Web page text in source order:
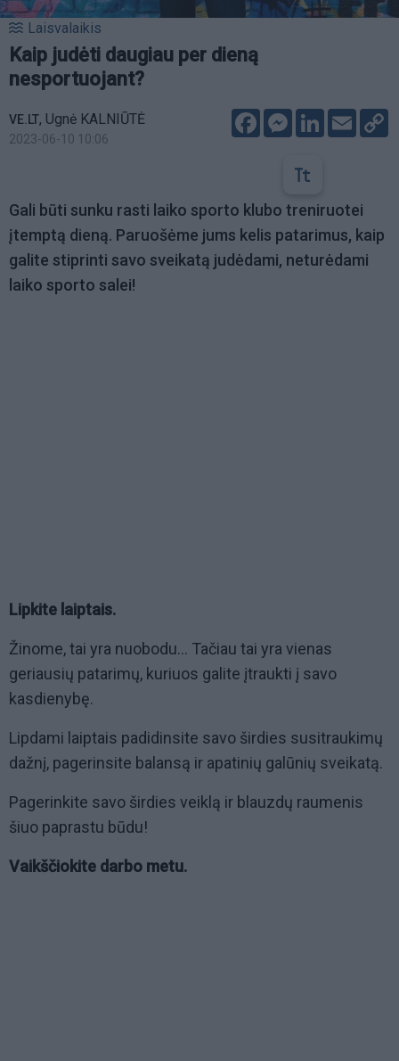
Laisvalaikis
Kaip judėti daugiau per dieną
nesportuojant?
VE.LT, Ugnė KALNIŪTĖ
2023-06-10 10:06
FacebookMessenger
LinkedIn
Email
Gali būti sunku rasti laiko sporto klubo treniruotei
įtemptą dieną. Paruošėme jums kelis patarimus, kaip
galite stiprinti savo sveikatą judėdami, neturėdami
laiko sporto salei!
Lipkite laiptais.
Žinome, tai yra nuobodu... Tačiau tai yra vienas
geriausių patarimų, kuriuos galite įtraukti į savo
kasdienybę.
Lipdami laiptais padidinsite savo širdies susitraukimų
dažnį, pagerinsite balansą ir apatinių galūnių sveikatą.
Pagerinkite savo širdies veiklą ir blauzdų raumenis
šiuo paprastu būdu!
Vaikščiokite darbo metu.